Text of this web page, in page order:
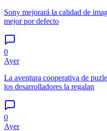
Sony mejorará la calidad de
mejor por defecto
0
Ayer
La aventura cooperativa de
los desarrolladores la regalan
0
Ayer